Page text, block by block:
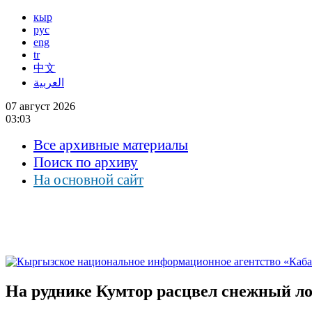
кыр
рус
eng
tr
中文
العربية
07 август 2026
03:03
Все архивные материалы
Поиск по архиву
На основной сайт
На руднике Кумтор расцвел снежный